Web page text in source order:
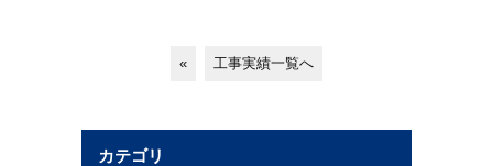
« 工事実績一覧へ
カテゴリ